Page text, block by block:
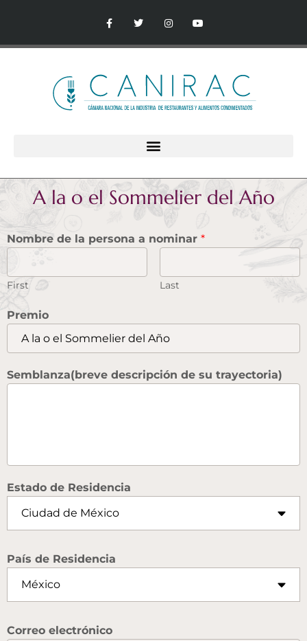
A la o el Sommelier del Año
Nombre de la persona a nominar *
First Last
Premio
Semblanza(breve descripción de su trayectoria)
Estado de Residencia
País de Residencia
Correo electrónico